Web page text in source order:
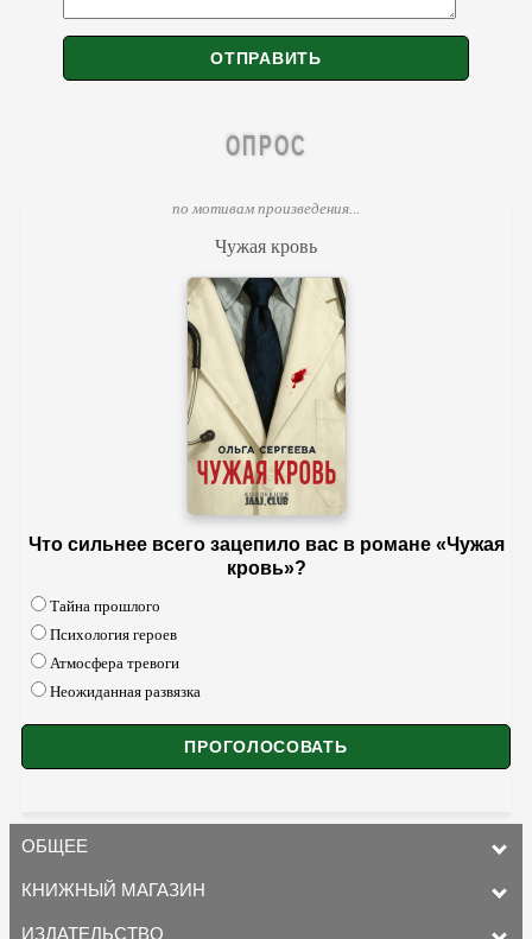
ОПРОС
по мотивам произведения...
Чужая кровь
Что сильнее всего зацепило вас в романе «Чужая
кровь»?
Тайна прошлого
Психология героев
Атмосфера тревоги
Неожиданная развязка
ОБЩЕЕ
КНИЖНЫЙ МАГАЗИН
ИЗДАТЕЛЬСТВО